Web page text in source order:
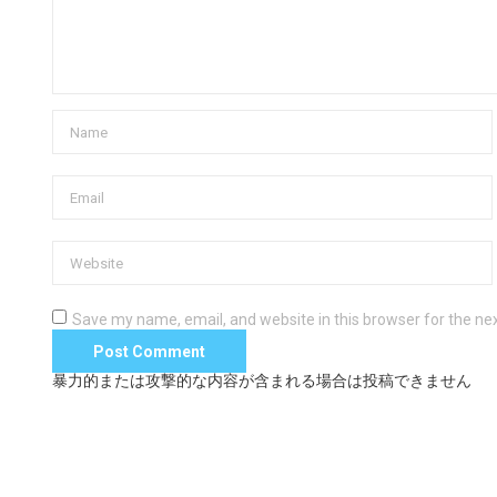
Save my name, email, and website in this browser for the
暴力的または攻撃的な内容が含まれる場合は投稿できません